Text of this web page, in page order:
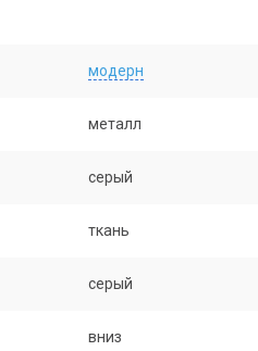
модерн
металл
серый
ткань
серый
вниз